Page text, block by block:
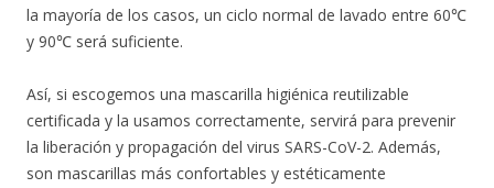
la mayoría de los casos, un ciclo normal de lavado entre 60℃
y 90℃ será suficiente.
Así, si escogemos una mascarilla higiénica reutilizable
certificada y la usamos correctamente, servirá para prevenir
la liberación y propagación del virus SARS-CoV-2. Además,
son mascarillas más confortables y estéticamente